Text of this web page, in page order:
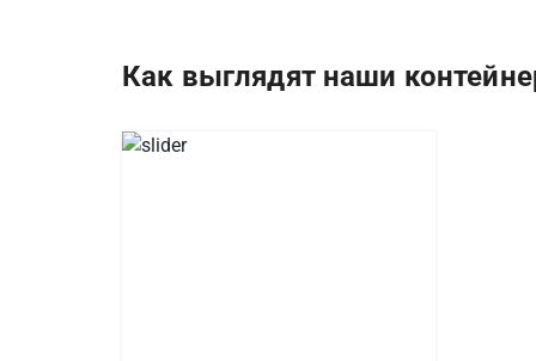
Как выглядят наши